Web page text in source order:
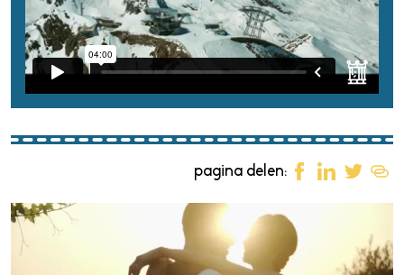
pagina delen: